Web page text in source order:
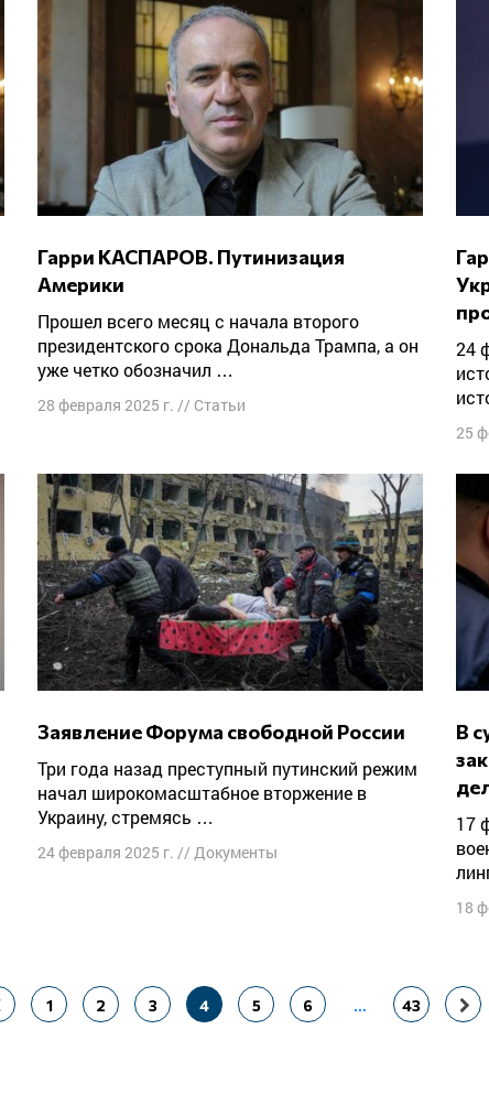
Гарри КАСПАРОВ. Путинизация
Америки
Прошел всего месяц с начала второго
президентского срока Дональда Трампа, а он
уже четко обозначил …
28 февраля 2025 г. // Статьи
Гарри КАСПАРОВ: «Страшной ценой
24 февраля навсегда останется в российской
25
Заявление Форума свободной России
Три года назад преступный путинский режим
начал широкомасштабное вторжение в
Украину, стремясь …
24 февраля 2025 г. // Документы
В суде допросили эксперта, чье
17 февраля в 1-м Западном окружном
18
1 2 3 4 5 6 … 43